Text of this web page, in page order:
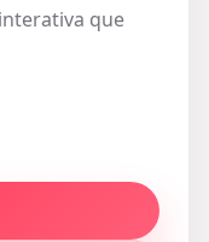
que